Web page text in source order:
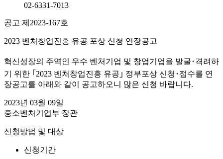
02-6331-7013
공고 제2023-167호
2023 벤처창업진흥 유공 포상 신청 연장공고
혁신성장의 주역인 우수 벤처기업 및 창업기업을 발굴･격려하
기 위한 ｢2023 벤처창업진흥 유공｣ 정부포상 신청･접수를 연
장공고를 아래와 같이 공고하오니 많은 신청 바랍니다.
2023년 03월 09일
중소벤처기업부 장관
신청방법 및 대상
신청기간